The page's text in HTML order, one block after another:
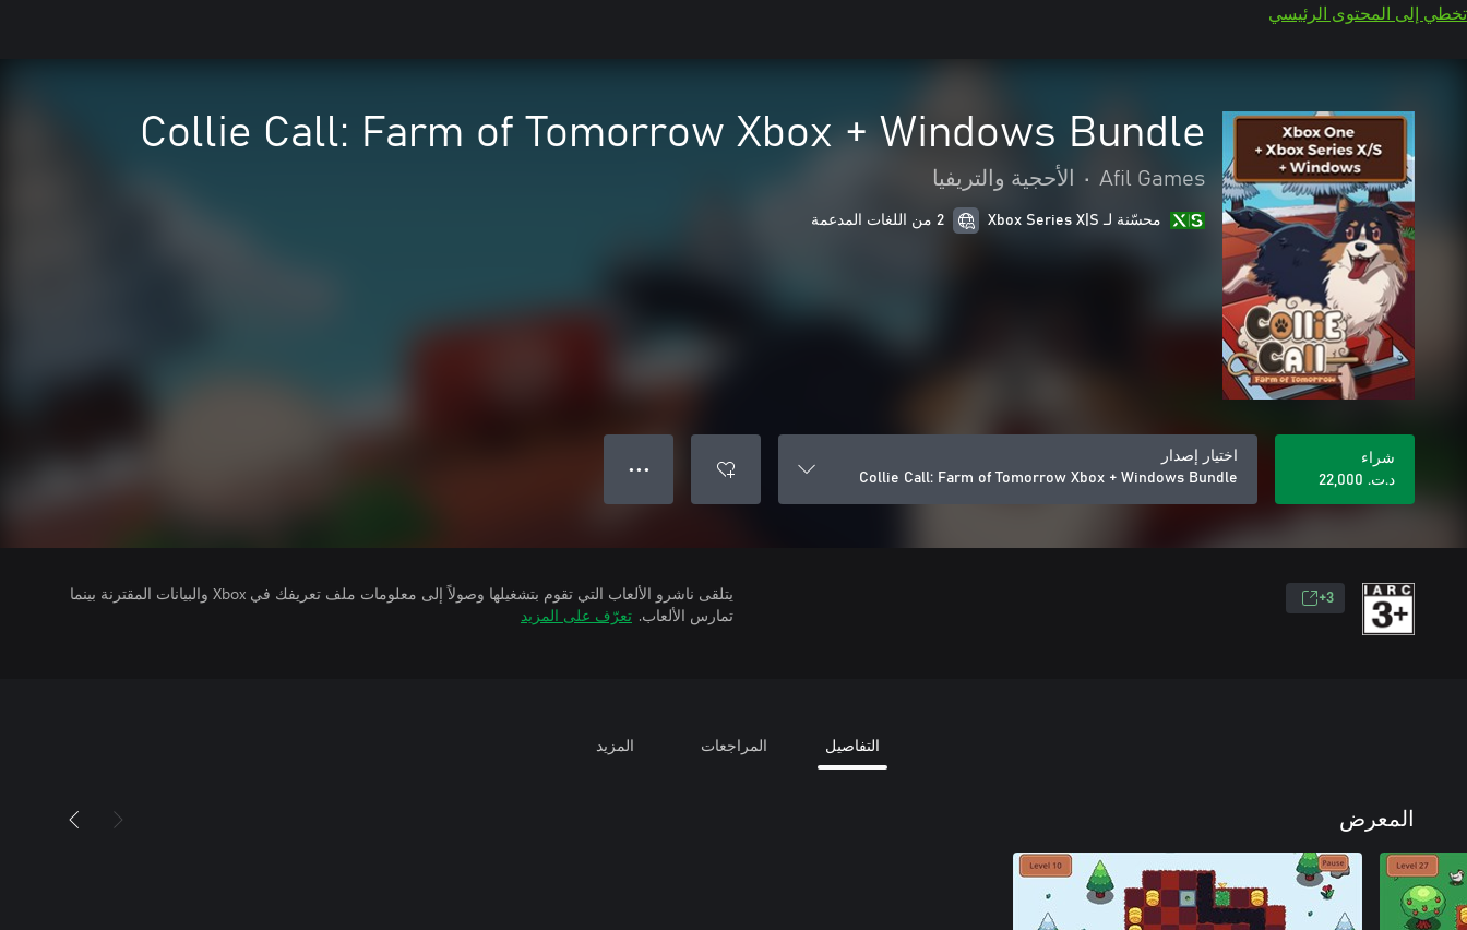
تخطي إلى المحتوى الرئيسي
Collie Call: Farm of Tomorrow Xbox + Windows Bundle
Afil Games
• الأحجية والتريفيا
محسّنة لـ Xbox Series X|S 2 من اللغات المدعمة
شراء
د.ت.‏ 22,000
اختيار إصدار
Collie Call: Farm of Tomorrow Xbox + Windows Bundle
● ● ●
3+
يتلقى ناشرو الألعاب التي تقوم بتشغيلها وصولاً إلى معلومات ملف تعريفك في Xbox والبيانات المقترنة بينما
تمارس الألعاب. تعرّف على المزيد
التفاصيل المراجعات المزيد
المعرض